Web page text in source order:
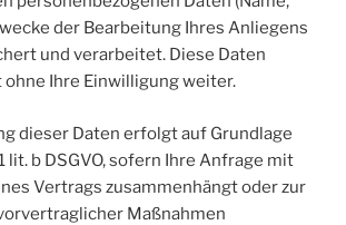
der Bearbeitung Ihres Anliegens
und verarbeitet. Diese Daten
Ihre Einwilligung weiter.
dieser Daten erfolgt auf Grundlage
lit. b DSGVO, sofern Ihre Anfrage mit
Vertrags zusammenhängt oder zur
Maßnahmen